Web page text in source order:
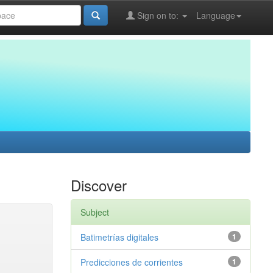
Language
Sign on to:
Discover
Subject
1
Batimetrías digitales
1
Predicciones de corrientes